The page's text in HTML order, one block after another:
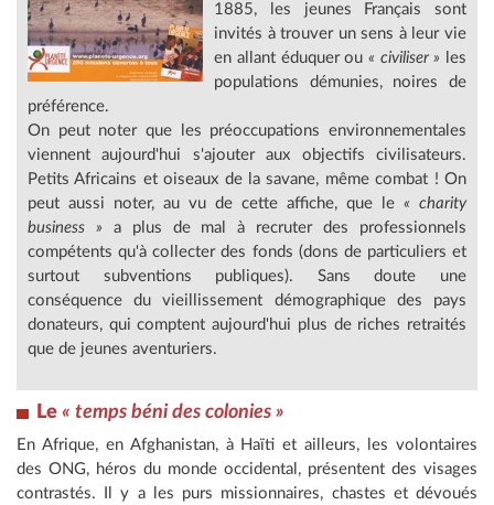
1885, les jeunes Français sont
invités à trouver un sens à leur vie
en allant éduquer ou « civiliser » les
populations démunies, noires de
préférence.
On peut noter que les préoccupations environnementales
viennent aujourd'hui s'ajouter aux objectifs civilisateurs.
Petits Africains et oiseaux de la savane, même combat ! On
peut aussi noter, au vu de cette affiche, que le « charity
business » a plus de mal à recruter des professionnels
compétents qu'à collecter des fonds (dons de particuliers et
surtout subventions publiques). Sans doute une
conséquence du vieillissement démographique des pays
donateurs, qui comptent aujourd'hui plus de riches retraités
que de jeunes aventuriers.
Le « temps béni des colonies »
En Afrique, en Afghanistan, à Haïti et ailleurs, les volontaires
des ONG, héros du monde occidental, présentent des visages
contrastés. Il y a les purs missionnaires, chastes et dévoués